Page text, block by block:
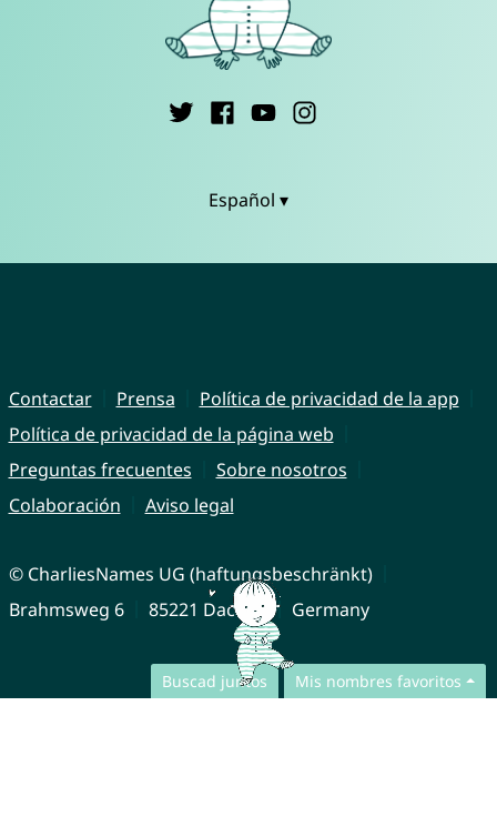
Buscad juntos Mis nombres favoritos
Español ▾
Contactar Prensa
Política de privacidad de la app
Política de privacidad de la página web
Preguntas frecuentes
Sobre nosotros
Colaboración
Aviso legal
© CharliesNames UG (haftungsbeschränkt)
Brahmsweg 6
85221 Dachau Germany